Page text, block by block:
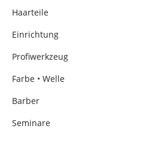
Haarteile
Einrichtung
Profiwerkzeug
Farbe • Welle
Barber
Seminare